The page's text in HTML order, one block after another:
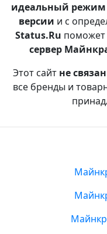
идеальный
версии и с
Status.Ru поможет
сервер
Этот сайт не
все бренды и